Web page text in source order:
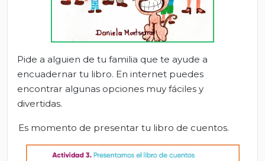
Pide a alguien de tu familia que te ayude a
encuadernar tu libro. En internet puedes
encontrar algunas opciones muy fáciles y
divertidas.
Es momento de presentar tu libro de cuentos.